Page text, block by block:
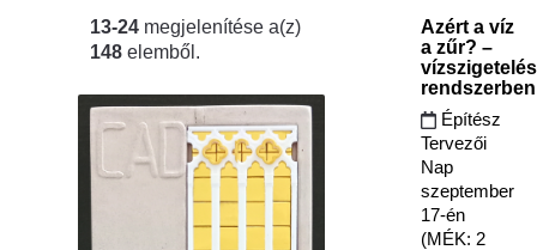
13-24 megjelenítése a(z)
148 elemből.
Azért a víz
a zűr? –
Építész
Tervezői
Nap
szeptember
17-én
(MÉK: 2